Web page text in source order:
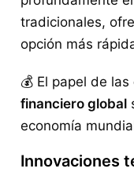
tradicionales,
opción más
💰 El papel de las
financiero global
economía
Innovaciones